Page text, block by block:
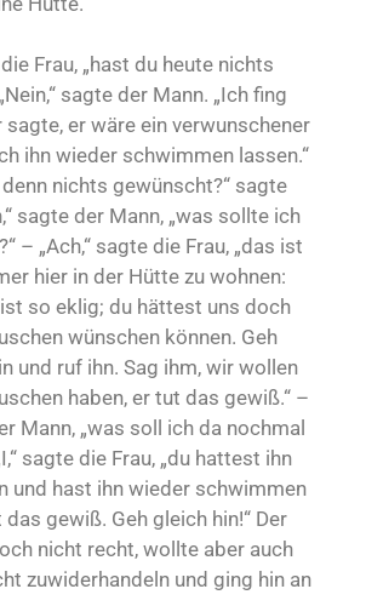
Frau, „hast du heute nichts
sagte der Mann. „Ich fing
sagte, er wäre ein verwunschener
ihn wieder schwimmen lassen.“
nichts gewünscht?“ sagte
sagte der Mann, „was sollte ich
– „Ach,“ sagte die Frau, „das ist
hier in der Hütte zu wohnen:
so eklig; du hättest uns doch
wünschen können. Geh
und ruf ihn. Sag ihm, wir wollen
haben, er tut das gewiß.“ –
Mann, „was soll ich da nochmal
sagte die Frau, „du hattest ihn
und hast ihn wieder schwimmen
gewiß. Geh gleich hin!“ Der
nicht recht, wollte aber auch
zuwiderhandeln und ging hin an